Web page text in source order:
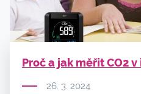
Proč a jak měřit CO2
26. 3. 2024